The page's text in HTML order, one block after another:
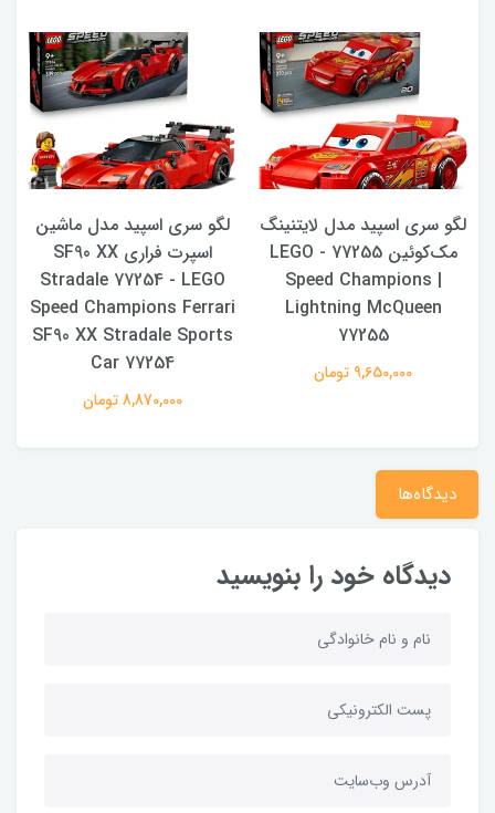
لگو سری اسپید مدل لایتنینگ
مک‌کوئین 77255 - LEGO
Speed ​​Champions |
Lightning McQueen
77255
9,650,000 تومان
لگو سری اسپید مدل ماشین
اسپرت فراری SF90 XX
Stradale 77254 - LEGO
Speed ​​Champions Ferrari
SF90 XX Stradale Sports
Car 77254
8,870,000 تومان
دیدگاه‌ها
دیدگاه خود را بنویسید